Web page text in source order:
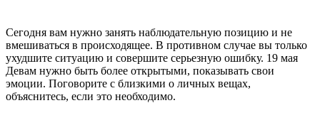
Сегодня вам нужно занять наблюдательную позицию и не
вмешиваться в происходящее. В противном случае вы только
ухудшите ситуацию и совершите серьезную ошибку. 19 мая
Девам нужно быть более открытыми, показывать свои
эмоции. Поговорите с близкими о личных вещах,
объяснитесь, если это необходимо.